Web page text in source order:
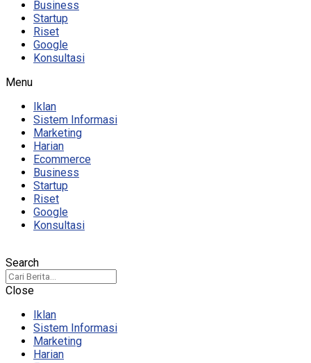
Business
Startup
Riset
Google
Konsultasi
Menu
Iklan
Sistem Informasi
Marketing
Harian
Ecommerce
Business
Startup
Riset
Google
Konsultasi
Search
Close
Iklan
Sistem Informasi
Marketing
Harian